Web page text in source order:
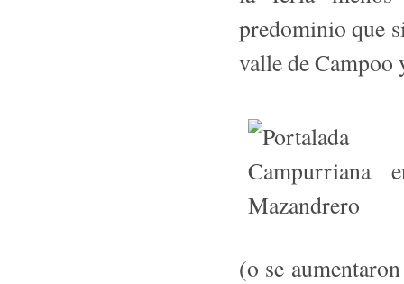
predominio que
valle de Campoo
(o se